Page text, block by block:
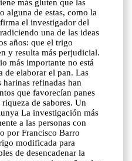
más gluten que las
alguna de estas, como la
el investigador del
una de las ideas
años: que el trigo
y resulta más perjudicial.
más importante no está
de elaborar el pan. Las
refinadas han
que favorecían panes
de sabores. Un
La investigación más
a las personas con
por Francisco Barro
modificada para
de desencadenar la